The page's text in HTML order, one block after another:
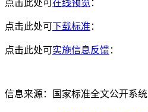
点击此处可在线预览 ：
点击此处可下载标准 ：
点击此处可实施信息反馈：
信息来源：国家标准全文公开系统